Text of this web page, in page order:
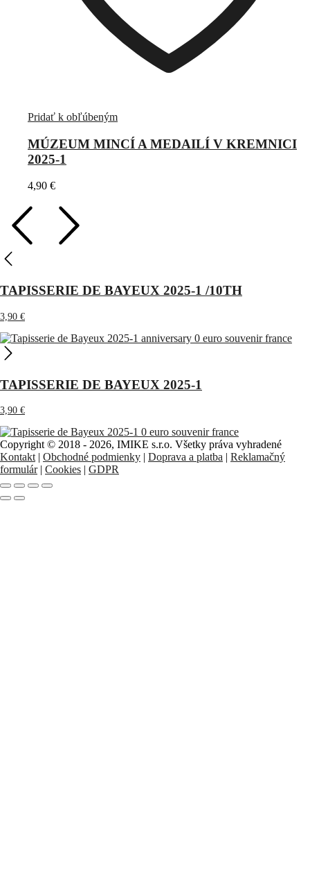
Pridať k obľúbeným
MÚZEUM MINCÍ A MEDAILÍ V KREMNICI
2025-1
4,90 €
TAPISSERIE DE BAYEUX 2025-1 /10TH
3,90 €
TAPISSERIE DE BAYEUX 2025-1
3,90 €
Copyright © 2018 - 2026, IMIKE s.r.o. Všetky práva vyhradené
Kontakt | Obchodné podmienky | Doprava a platba | Reklamačný
formulár| Cookies | GDPR